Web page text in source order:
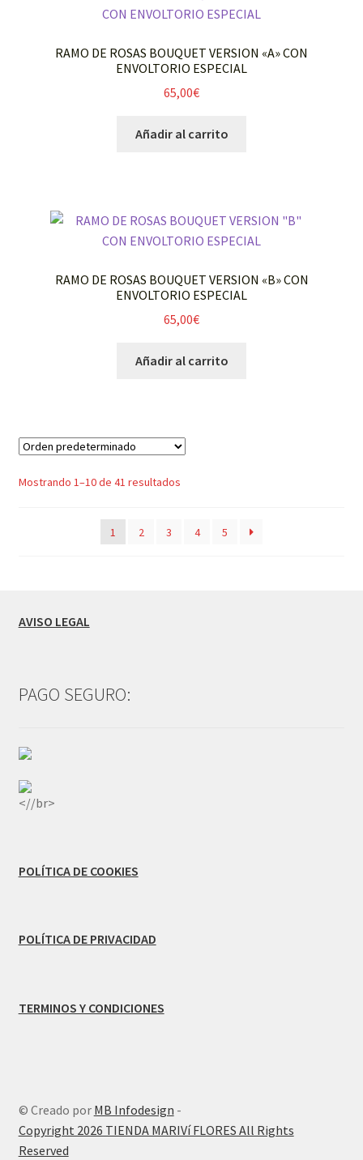
RAMO DE ROSAS BOUQUET VERSION «A» CON
ENVOLTORIO ESPECIAL
65,00€
Añadir al carrito
RAMO DE ROSAS BOUQUET VERSION «B» CON
ENVOLTORIO ESPECIAL
65,00€
Añadir al carrito
Mostrando 1–10 de 41 resultados
1 2 3 4 5
AVISO LEGAL
PAGO SEGURO:
<//br>
POLÍTICA DE COOKIES
POLÍTICA DE PRIVACIDAD
TERMINOS Y CONDICIONES
© Creado por MB Infodesign -
Copyright 2026 TIENDA MARIVí FLORES All Rights
Reserved